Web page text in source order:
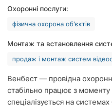
Кропивницький
Київ
Харків
Запоріжжя
Дніпро
Охоронні послуги:
фізична охорона об'єктів
Монтаж та встановлення
продаж і монтаж систем
Венбест — провідна
стабільно працює з моменту
спеціалізується на